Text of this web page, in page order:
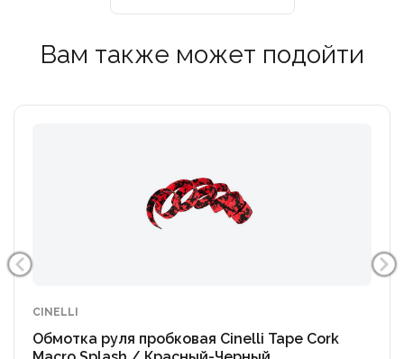
Вам также может подойти
CINELLI
Обмотка руля пробковая Cinelli Tape Cork